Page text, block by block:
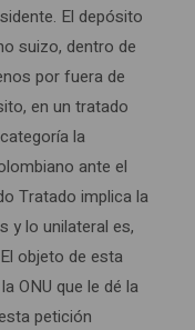
El depósito
suizo, dentro de
por fuera de
en un tratado
la
ante el
Tratado implica la
y lo unilateral es,
objeto de esta
ONU que le dé la
petición